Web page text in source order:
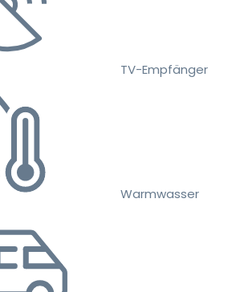
TV-Empfänger
Warmwasser